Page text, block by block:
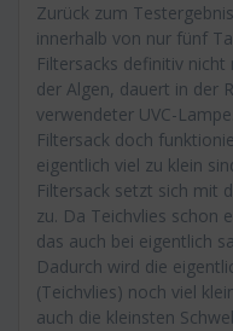
Zurück zum
innerhalb von nur fünf
Filtersacks definitiv
der Algen, dauert in der
verwendeter UVC-
Filtersack doch
eigentlich viel zu klein
Filtersack setzt sich mit
zu. Da Teichvlies schon
das auch bei eigentlich
Dadurch wird die
(Teichvlies) noch viel
auch die kleinsten